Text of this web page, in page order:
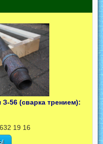
56 (сварка трением):
19 16